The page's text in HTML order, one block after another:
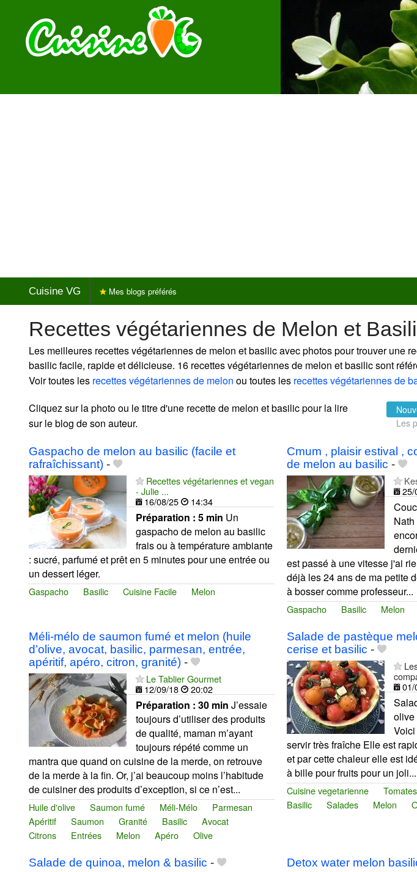
Cuisine VG Mes blogs préférés
Recettes végétariennes de Melon et
Les meilleures recettes végétariennes de melon et basilic avec photos pour trouver une
basilic facile, rapide et délicieuse. 16 recettes végétariennes de melon et basilic sont
Voir toutes les recettes végétariennes de melon ou toutes les recettes végétariennes de
Cliquez sur la photo ou le titre d'une recette de melon et basilic pour la lire
sur le blog de son auteur.
Les
Gaspacho de melon au basilic (facile et
rafraîchissant) -
Recettes végétariennes et vegan
- Julie ...
16/08/25
14:34
Préparation : 5 min Un
gaspacho de melon au basilic
frais ou à température ambiante
: sucré, parfumé et prêt en 5 minutes pour une entrée ou
un dessert léger.
Gaspacho Basilic Cuisine Facile Melon
Cmum , plaisir estival ,
de melon au basilic -
25/
est passé à une vitesse j'ai
déjà les 24 ans de ma petite
à bosser comme professeur...
Gaspacho Basilic Melon
Méli-mélo de saumon fumé et melon (huile
d’olive, avocat, basilic, parmesan, entrée,
apéritif, apéro, citron, granité) -
Le Tablier Gourmet
12/09/18
20:02
Préparation : 30 min J’essaie
toujours d’utiliser des produits
de qualité, maman m’ayant
toujours répété comme un
mantra que quand on cuisine de la merde, on retrouve
de la merde à la fin. Or, j’ai beaucoup moins l’habitude
de cuisiner des produits d’exception, si ce n’est...
Huile d'olive Saumon fumé Méli-Mélo
Parmesan
Apéritif
Saumon Granité Basilic
Avocat
Citrons
Entrées Melon Apéro Olive
Salade de pastèque
cerise et basilic -
01/
olive
servir très fraîche Elle est
et par cette chaleur elle est
à bille pour fruits pour un
Cuisine vegetarienne
Basilic
Salades Melon
Salade de quinoa, melon & basilic -
Detox water melon